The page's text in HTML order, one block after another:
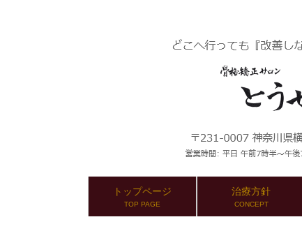
トップページ
TOP PAGE
治療方針
CONCEPT